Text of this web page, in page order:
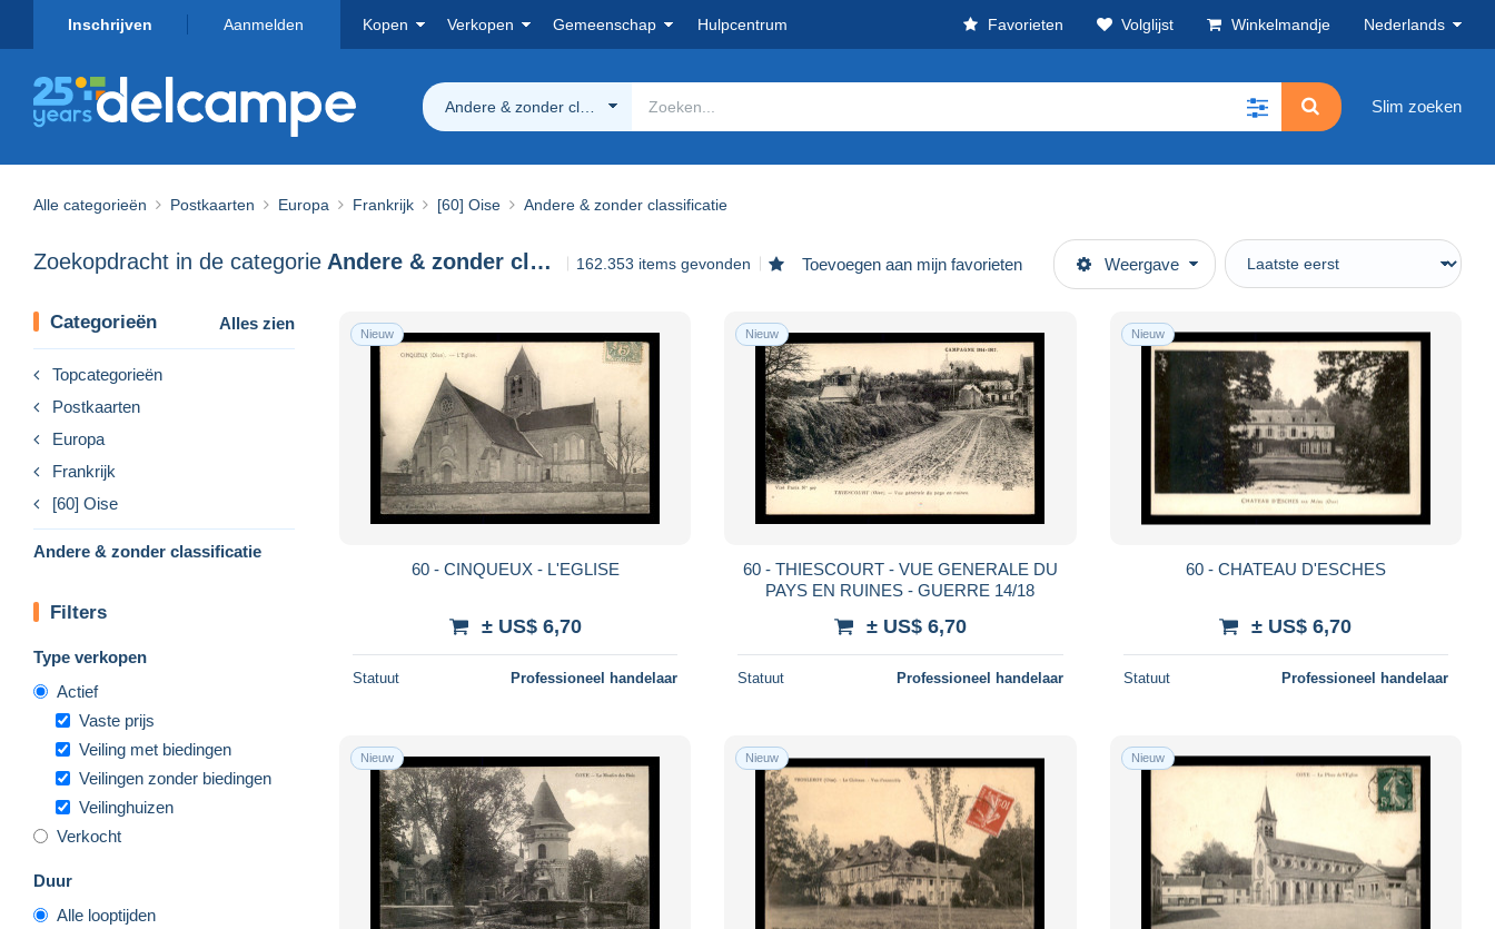
Inschrijven Aanmelden Kopen Verkopen Gemeenschap Hulpcentrum Favorieten Volglijst Winkelmandje Nederlands
Andere & zonder classificatie Slim zoeken
Alle categorieën Postkaarten Europa Frankrijk [60] Oise Andere & zonder classificatie
Zoekopdracht in de categorie Andere & zonder classificatie 162.353 items gevonden Toevoegen aan mijn favorieten Weergave
Categorieën Alles zien
Topcategorieën
Postkaarten
Europa
Frankrijk
[60] Oise
Andere & zonder classificatie
Filters
Type verkopen
Actief
Vaste prijs
Veiling met biedingen
Veilingen zonder biedingen
Veilinghuizen
Verkocht
Duur
Alle looptijden
Nieuw
60 - CINQUEUX - L'EGLISE
± US$ 6,70
Statuut Professioneel handelaar
Nieuw
60 - THIESCOURT - VUE GENERALE DU
PAYS EN RUINES - GUERRE 14/18
± US$ 6,70
Statuut Professioneel handelaar
Nieuw
60 - CHATEAU D'ESCHES
± US$ 6,70
Statuut Professioneel handelaar
Nieuw Nieuw Nieuw